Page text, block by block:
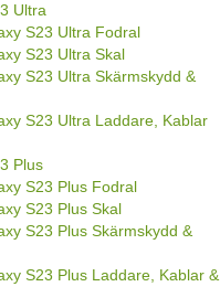
Ultra
S23 Ultra Fodral
S23 Ultra Skal
S23 Ultra Skärmskydd &
S23 Ultra Laddare, Kablar
Plus
S23 Plus Fodral
S23 Plus Skal
S23 Plus Skärmskydd &
S23 Plus Laddare, Kablar &